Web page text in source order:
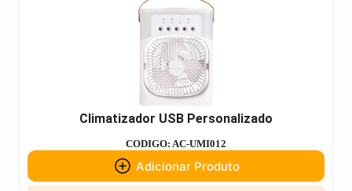
Climatizador USB Personalizado
CODIGO: AC-UMI012
Adicionar Produto